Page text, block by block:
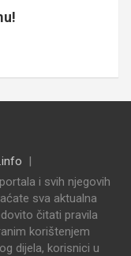
i svih njegovih
sva aktualna
čitati pravila
korištenjem
dijela, korisnici u